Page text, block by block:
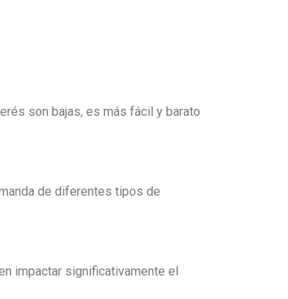
son bajas, es más fácil y barato
de diferentes tipos de
impactar significativamente el